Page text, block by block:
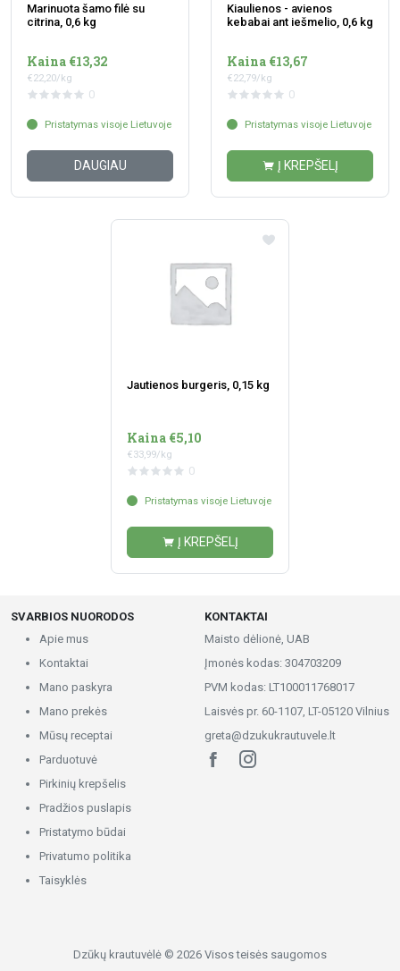
Marinuota šamo filė su
citrina, 0,6 kg
Kaina €13,32
€22,20/kg
0
Pristatymas visoje Lietuvoje
DAUGIAU
Kiaulienos - avienos
kebabai ant iešmelio, 0,6 kg
Kaina €13,67
€22,79/kg
0
Pristatymas visoje Lietuvoje
Į KREPŠELĮ
Jautienos burgeris, 0,15 kg
Kaina €5,10
€33,99/kg
0
Pristatymas visoje Lietuvoje
Į KREPŠELĮ
SVARBIOS NUORODOS
Apie mus
Kontaktai
Mano paskyra
Mano prekės
Mūsų receptai
Parduotuvė
Pirkinių krepšelis
Pradžios puslapis
Pristatymo būdai
Privatumo politika
Taisyklės
KONTAKTAI
Maisto dėlionė, UAB
Įmonės kodas: 304703209
PVM kodas: LT100011768017
Laisvės pr. 60-1107, LT-05120 Vilnius
greta@dzukukrautuvele.lt
Dzūkų krautuvėlė © 2026 Visos teisės saugomos